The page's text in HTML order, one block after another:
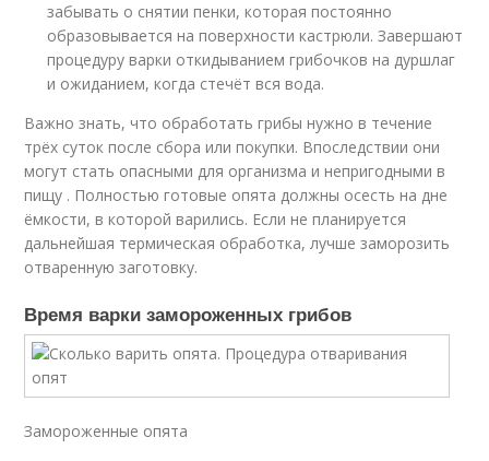
забывать о снятии пенки, которая постоянно
образовывается на поверхности кастрюли. Завершают
процедуру варки откидыванием грибочков на дуршлаг
и ожиданием, когда стечёт вся вода.
Важно знать, что обработать грибы нужно в течение
трёх суток после сбора или покупки. Впоследствии они
могут стать опасными для организма и непригодными в
пищу . Полностью готовые опята должны осесть на дне
ёмкости, в которой варились. Если не планируется
дальнейшая термическая обработка, лучше заморозить
отваренную заготовку.
Время варки замороженных грибов
Замороженные опята